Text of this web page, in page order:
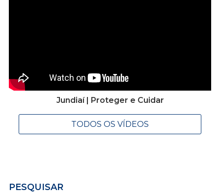
Jundiaí | Proteger e Cuidar
TODOS OS VÍDEOS
PESQUISAR